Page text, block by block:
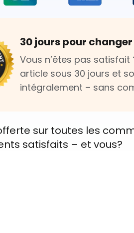
30 jours pour changer
Vous n’êtes pas satisfait
article sous 30 jours et
intégralement – sans
sur toutes les
satisfaits – et vous?